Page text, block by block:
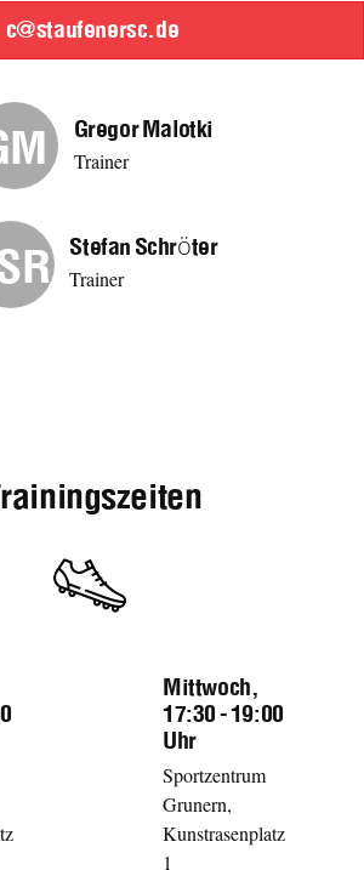
c@staufenersc.de
Gregor Malotki
Trainer
Stefan Schröter
Trainer
Mittwoch,
17:30 - 19:00
Uhr
Sportzentrum
Grunern,
Kunstrasenplatz
1